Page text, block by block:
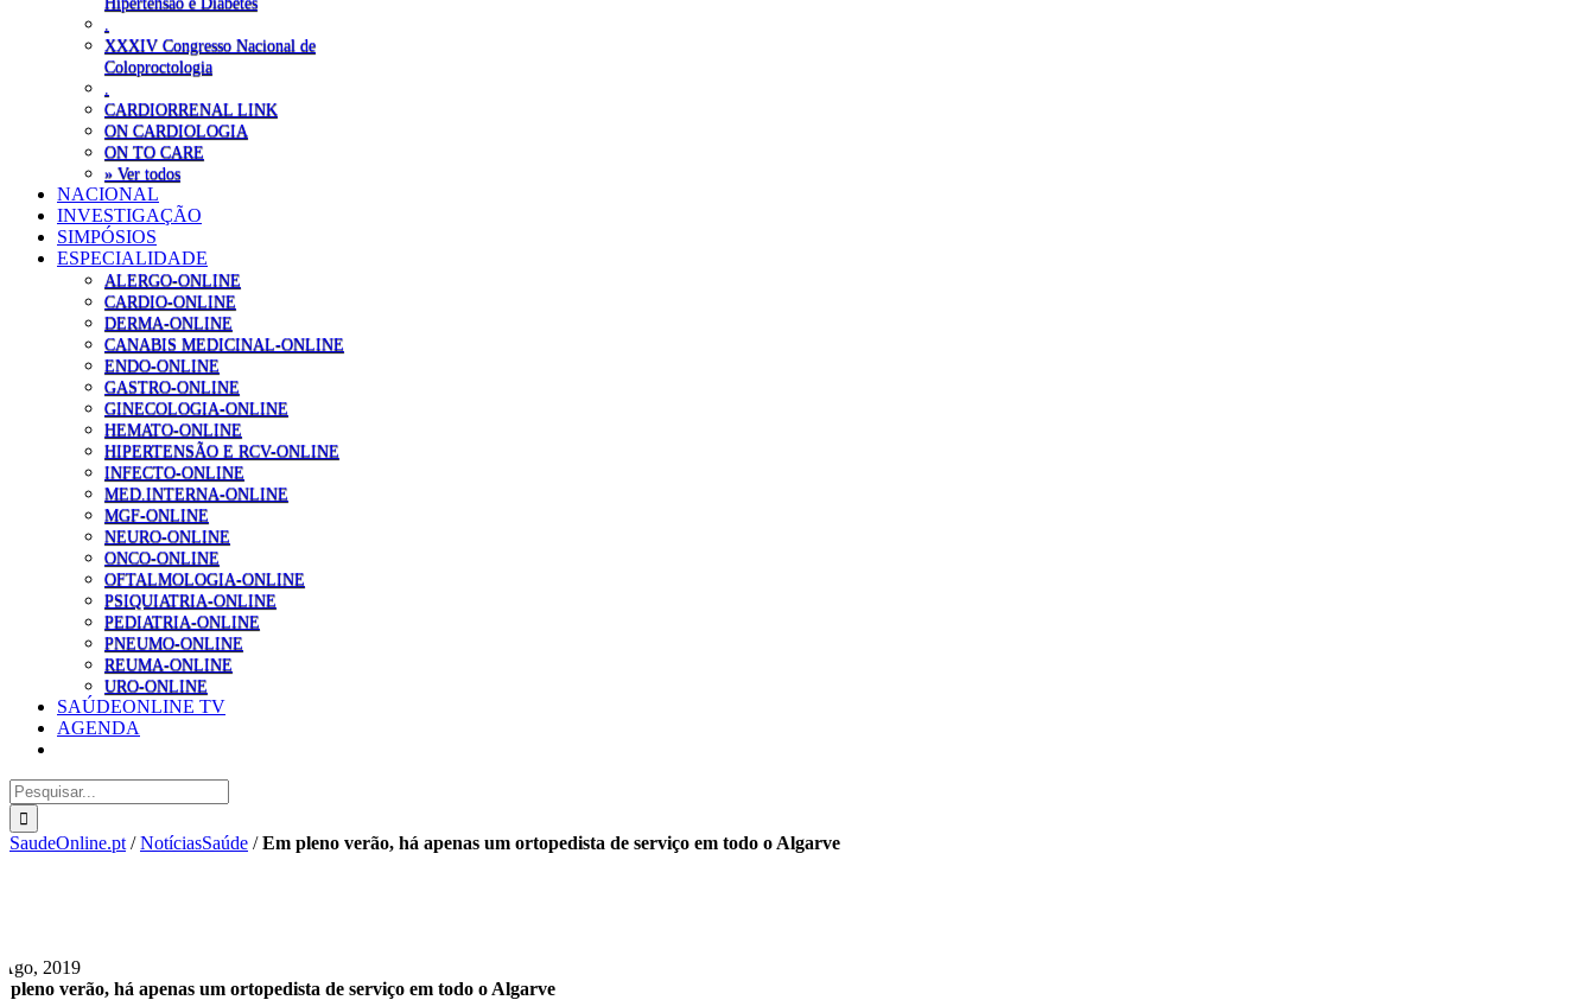
XXXIV Congresso Nacional de
Coloproctologia
CARDIORRENAL LINK
ON CARDIOLOGIA
ON TO CARE
» Ver todos
NACIONAL
INVESTIGAÇÃO
SIMPÓSIOS
ESPECIALIDADE
ALERGO-ONLINE
CARDIO-ONLINE
DERMA-ONLINE
CANABIS MEDICINAL-ONLINE
ENDO-ONLINE
GASTRO-ONLINE
GINECOLOGIA-ONLINE
HEMATO-ONLINE
HIPERTENSÃO E RCV-ONLINE
INFECTO-ONLINE
MED.INTERNA-ONLINE
MGF-ONLINE
NEURO-ONLINE
ONCO-ONLINE
OFTALMOLOGIA-ONLINE
PSIQUIATRIA-ONLINE
PEDIATRIA-ONLINE
PNEUMO-ONLINE
REUMA-ONLINE
URO-ONLINE
SAÚDEONLINE TV
AGENDA
Pesquisar
SaudeOnline.pt /NotíciasSaúde /Em pleno verão, há apenas um ortopedista de serviço em todo o Algarve
2019
pleno verão, há apenas um ortopedista de serviço em todo o Algarve